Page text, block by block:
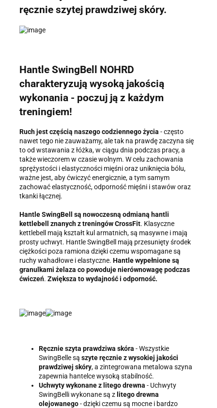
ręcznie szytej prawdziwej skóry.
Hantle SwingBell NOHRD
charakteryzują wysoką jakością
wykonania - poczuj ją z każdym
treningiem!
Ruch jest częścią naszego codziennego życia - często
nawet tego nie zauważamy, ale tak na prawdę zaczyna się
to od wstawania z łóżka, w ciągu dnia podczas pracy, a
także wieczorem w czasie wolnym. W celu zachowania
sprężystości i elastyczności mięśni oraz uniknięcia bólu,
ważne jest, aby ćwiczyć energicznie, a tym samym
zachować elastyczność, odporność mięśni i stawów oraz
tkanki łącznej.
Hantle SwingBell są nowoczesną odmianą hantli
kettlebell znanych z treningów CrossFit. Klasyczne
kettlebell mają kształt kul armatnich, są masywne i mają
prosty uchwyt. Hantle SwingBell mają przesunięty środek
ciężkości poza ramiona dzięki czemu wspomagane są
ruchy wahadłowe i elastyczne. Hantle wypełnione są
granulkami żelaza co powoduje nierównowagę podczas
ćwiczeń. Zwiększa to wydajność i odporność.
Ręcznie szyta prawdziwa skóra - Wszystkie
SwingBelle są szyte ręcznie z wysokiej jakości
prawdziwej skóry, a zintegrowana metalowa szyna
zapewnia hantelce wysoką stabilność.
Uchwyty wykonane z litego drewna - Uchwyty
SwingBelli wykonane są z litego drewna
olejowanego- dzięki czemu są mocne i bardzo